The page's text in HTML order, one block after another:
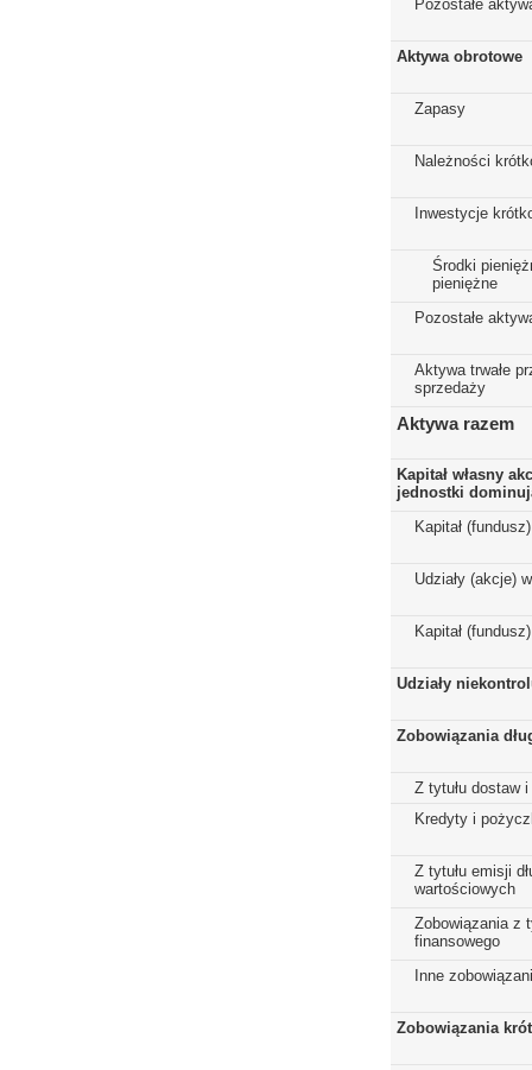
Pozostałe
Aktywa obrotowe
Zapasy
Należności
Inwestycje
Środki
pieniężne
Pozostałe
Aktywa trwałe
sprzedaży
Aktywa razem
Kapitał własny
jednostki
Kapitał
Udziały (akcje)
Kapitał
Udziały
Zobowiązania
Z tytułu dostaw i
Kredyty i
Z tytułu emisji
wartościowych
Zobowiązania z
finansowego
Inne
Zobowiązania